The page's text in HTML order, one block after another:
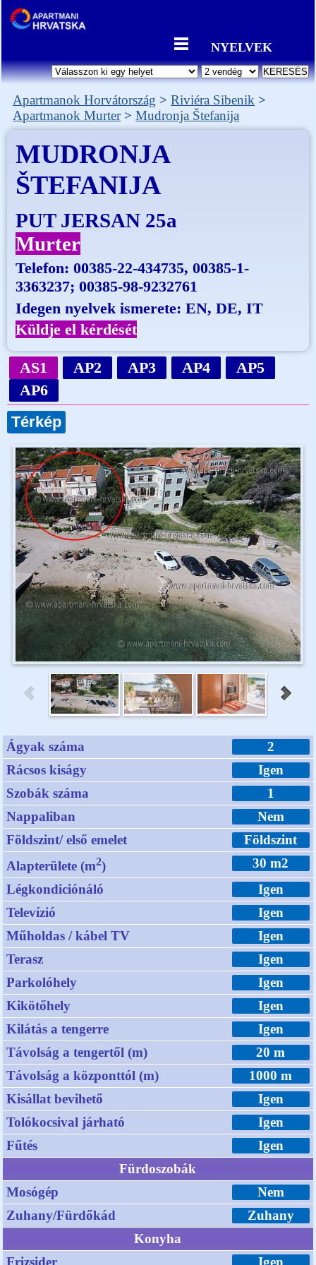
NYELVEK
Apartmanok Horvátország
Riviéra Sibenik
Apartmanok Murter
Mudronja Štefanija
MUDRONJA
ŠTEFANIJA
PUT JERSAN 25a
Murter
Telefon:00385-22-434735, 00385-1-
3363237; 00385-98-9232761
Idegen nyelvek ismerete: EN, DE, IT
Küldje el kérdését
AS1 AP2 AP3 AP4
AP5
AP6
Térkép
Ágyak száma
2
Rácsos kiságy
Igen
Szobák száma
1
Nappaliban
Nem
Földszint/ első emelet
Földszint
Alapterülete (m2)
30 m2
Légkondiciónáló
Igen
Televízió
Igen
Műholdas / kábel TV
Igen
Terasz
Igen
Parkolóhely
Igen
Kikötőhely
Igen
Kilátás a tengerre
Igen
Távolság a tengertől (m)
20 m
Távolság a központtól (m)
1000 m
Kisállat bevihető
Igen
Tolókocsival járható
Igen
Fűtés
Igen
Fürdoszobák
Mosógép
Nem
Zuhany/Fürdőkád
Zuhany
Konyha
Frizsider
Igen